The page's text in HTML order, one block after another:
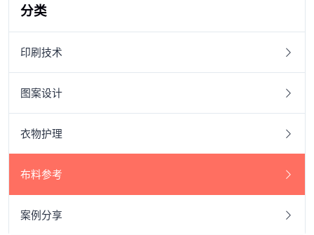
分类
印刷技术
图案设计
衣物护理
布料参考
案例分享